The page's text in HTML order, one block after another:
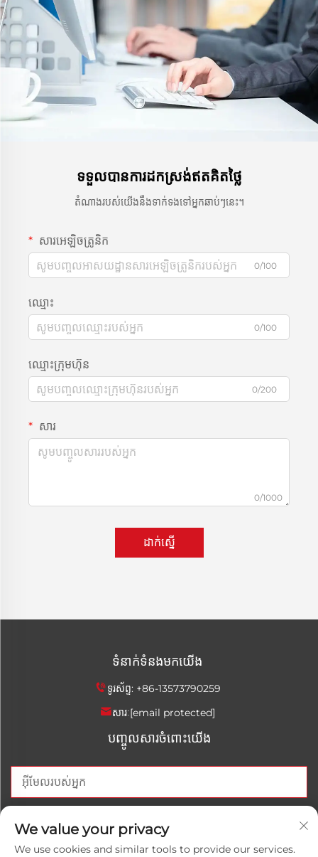
ទទួលបានការដកស្រង់ឥតគិតថ្លៃ
តំណាងរបស់យើងនឹងទាក់ទងទៅអ្នកឆាប់ៗនេះ។
សារអេឡិចត្រូនិក
0/100
ឈ្មោះ
0/100
ឈ្មោះក្រុមហ៊ុន
0/200
សារ
0/1000
ដាក់ស្នើ
ទំនាក់ទំនងមកយើង
ទូរស័ព្ទ: +86-13573790259
សារៈ[email protected]
បញ្ចូលសារចំពោះយើង
បញ្ចូលឥឡូវ
We value your privacy
We use cookies and similar tools to provide our services.